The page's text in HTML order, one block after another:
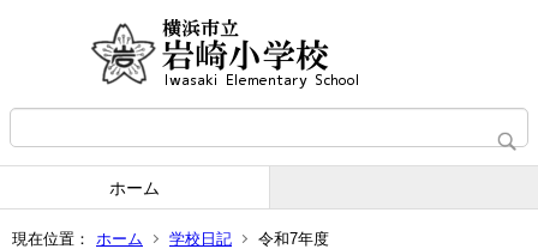
ホーム
現在位置： ホーム 学校日記 令和7年度